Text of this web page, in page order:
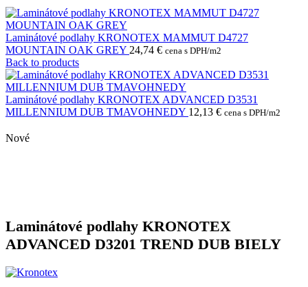
Laminátové podlahy KRONOTEX MAMMUT D4727
MOUNTAIN OAK GREY 24,74 € cena s DPH/m2
Back to products
Laminátové podlahy KRONOTEX ADVANCED D3531
MILLENNIUM DUB TMAVOHNEDY 12,13 € cena s DPH/m2
Nové
Laminátové podlahy KRONOTEX
ADVANCED D3201 TREND DUB BIELY